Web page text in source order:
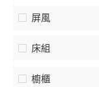
屏風
床組
櫥櫃